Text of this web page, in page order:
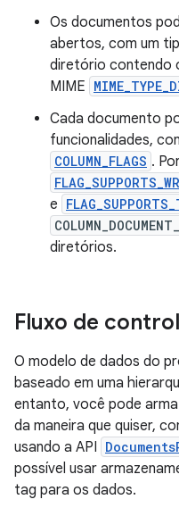
Os documentos
abertos, com um
diretório contendo
MIME
Cada documento
funcionalidades,
COLUMN_FLAGS .
e
diretórios.
Fluxo de
O modelo de dados do
baseado em uma
entanto, você pode
da maneira que quiser,
usando a API
possível usar
tag para os dados.